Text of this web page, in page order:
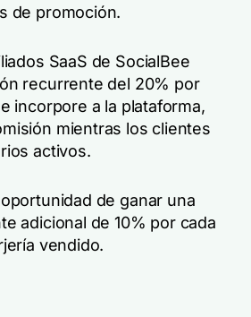
de promoción.
SaaS de SocialBee
recurrente del 20% por
incorpore a la plataforma,
mientras los clientes
activos.
de ganar una
adicional de 10% por cada
vendido.